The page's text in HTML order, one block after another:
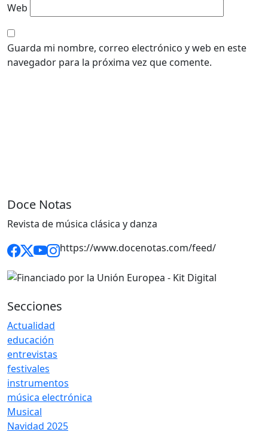
Web
Guarda mi nombre, correo electrónico y web en este
navegador para la próxima vez que comente.
Doce Notas
Revista de música clásica y danza
https://www.docenotas.com/feed/
Secciones
Actualidad
educación
entrevistas
festivales
instrumentos
música electrónica
Musical
Navidad 2025